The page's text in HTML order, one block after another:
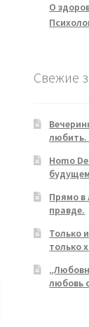
О
Свежие
любить.
Homo
Прямо
правде.
Только
только
любовь